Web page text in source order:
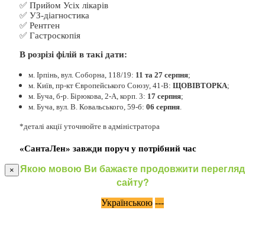
✅ Прийом Усіх лікарів
✅ УЗ-діагностика
✅ Рентген
✅ Гастроскопія
В розрізі філій в такі дати:
м. Ірпінь, вул. Соборна, 118/19: 11 та 27 серпня;
м. Київ, пр-кт Європейського Союзу, 41-В: ЩОВІВТОРКА;
м. Буча, б-р. Бірюкова, 2-А, корп. 3: 17 серпня;
м. Буча, вул. В. Ковальського, 59-б: 06 серпня.
*деталі акції уточнюйте в адміністратора
«СантаЛен» завжди поруч у потрібний час
×
Якою мовою Ви бажаєте продовжити перегляд
сайту?
Українською ---